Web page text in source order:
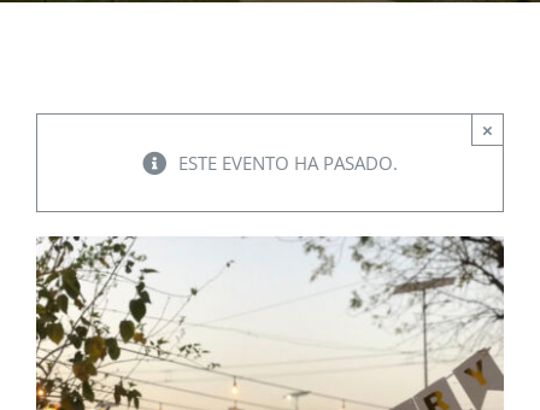
CONVENIOS AAUCA
DOCUMENTOS
CONTÁCTENOS
ESTE EVENTO HA PASADO.
×